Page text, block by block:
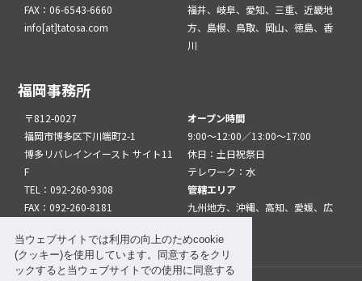
当ウェブサイトでは利用の向上のためcookie
(クッキー)を使用しています。同意するをクリ
ックすると当ウェブサイトでの使用に同意する
FAX：06-6543-6660
info[at]tatosa.com
福井、岐阜、愛知、三重、近畿地
方、島根、鳥取、岡山、徳島、香
川
福岡事務所
〒812-0027
福岡市博多区下川端町2-1
博多リバレインイースト サイト11
F
TEL：092-260-9308
FAX：092-260-8181
オープン時間
9:00～12:00／13:00～17:00
休日：土日祝祭日
テレワーク：水
管轄エリア
九州地方、沖縄、高知、愛媛、広